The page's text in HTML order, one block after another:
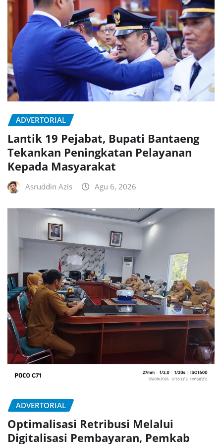
ADVERTORIAL
Lantik 19 Pejabat, Bupati Bantaeng
Tekankan Peningkatan Pelayanan
Kepada Masyarakat
Asruddin Azis Agu 6, 2026
ADVERTORIAL
Optimalisasi Retribusi Melalui
Digitalisasi Pembayaran, Pemkab